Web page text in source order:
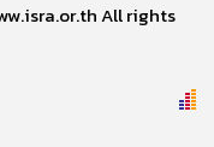
All rights